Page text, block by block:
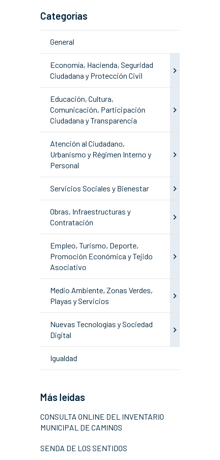
Categorías
General
Economía, Hacienda, Seguridad
Ciudadana y Protección Civil
Educación, Cultura,
Comunicación, Participación
Ciudadana y Transparencia
Atención al Ciudadano,
Urbanismo y Régimen Interno y
Personal
Servicios Sociales y Bienestar
Obras, Infraestructuras y
Contratación
Empleo, Turismo, Deporte,
Promoción Económica y Tejido
Asociativo
Medio Ambiente, Zonas Verdes,
Playas y Servicios
Nuevas Tecnologías y Sociedad
Digital
Igualdad
Más leídas
CONSULTA ONLINE DEL INVENTARIO
MUNICIPAL DE CAMINOS
SENDA DE LOS SENTIDOS